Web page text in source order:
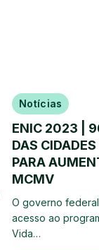
Notícias
ENIC 2023 |
DAS
PARA
MCMV
O governo
acesso ao
Vida…